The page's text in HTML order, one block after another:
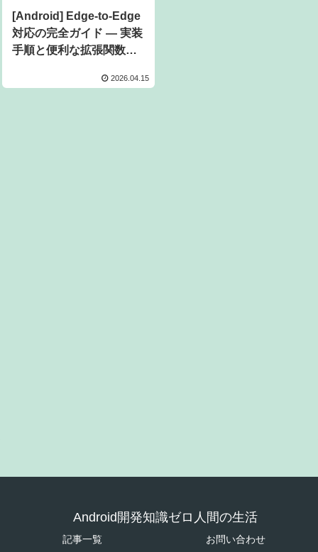
[Android] Edge-to-Edge
対応の完全ガイド — 実装
手順と便利な拡張関数ま
2026.04.15
Android開発知識ゼロ人間の生活
記事一覧 お問い合わせ